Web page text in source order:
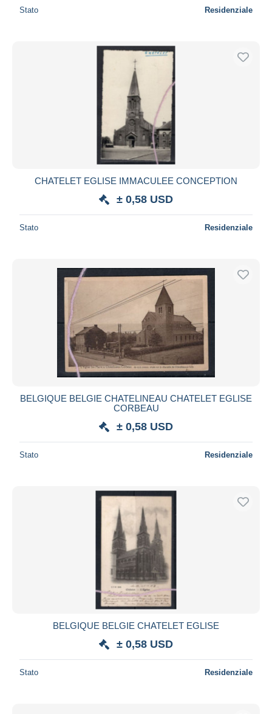
Stato Residenziale
CHATELET EGLISE IMMACULEE CONCEPTION
± 0,58 USD
Stato Residenziale
BELGIQUE BELGIE CHATELINEAU CHATELET EGLISE
CORBEAU
± 0,58 USD
Stato Residenziale
BELGIQUE BELGIE CHATELET EGLISE
± 0,58 USD
Stato Residenziale